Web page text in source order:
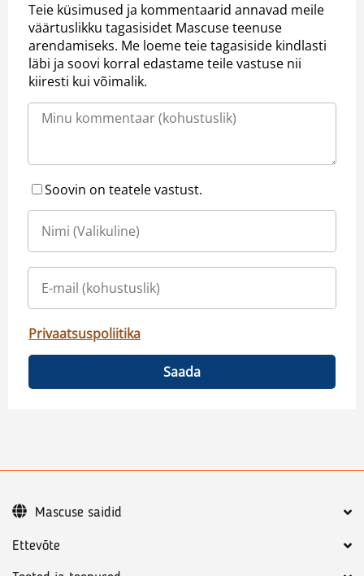
Teie küsimused ja kommentaarid annavad meile
väärtuslikku tagasisidet Mascuse teenuse
arendamiseks. Me loeme teie tagasiside kindlasti
läbi ja soovi korral edastame teile vastuse nii
kiiresti kui võimalik.
Soovin on teatele vastust.
Privaatsuspoliitika
Saada
Ettevõte
Mascuse saidid